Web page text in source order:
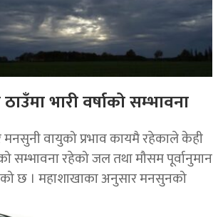
भारी वर्षाको सम्भावना
वायुको प्रभाव कायमै रहेकाले केही
सम्भावना रहेको जल तथा मौसम पूर्वानुमान
छ । महाशाखाका अनुसार मनसुनको